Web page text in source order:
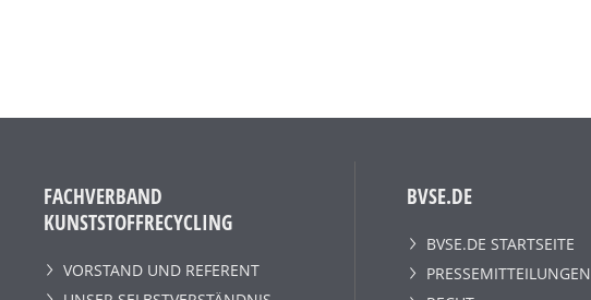
FACHVERBAND
KUNSTSTOFFRECYCLING
VORSTAND UND REFERENT
BVSE.DE
BVSE.DE STARTSEITE
PRESSEMITTEILUNGEN